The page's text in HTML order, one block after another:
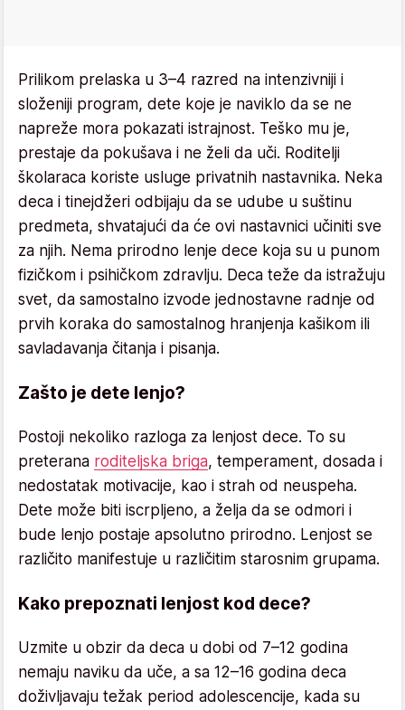
Prilikom prelaska u 3–4 razred na intenzivniji i
složeniji program, dete koje je naviklo da se ne
napreže mora pokazati istrajnost. Teško mu je,
prestaje da pokušava i ne želi da uči. Roditelji
školaraca koriste usluge privatnih nastavnika. Neka
deca i tinejdžeri odbijaju da se udube u suštinu
predmeta, shvatajući da će ovi nastavnici učiniti sve
za njih. Nema prirodno lenje dece koja su u punom
fizičkom i psihičkom zdravlju. Deca teže da istražuju
svet, da samostalno izvode jednostavne radnje od
prvih koraka do samostalnog hranjenja kašikom ili
savladavanja čitanja i pisanja.
Zašto je dete lenjo?
Postoji nekoliko razloga za lenjost dece. To su
preterana roditeljska briga, temperament, dosada i
nedostatak motivacije, kao i strah od neuspeha.
Dete može biti iscrpljeno, a želja da se odmori i
bude lenjo postaje apsolutno prirodno. Lenjost se
različito manifestuje u različitim starosnim grupama.
Kako prepoznati lenjost kod dece?
Uzmite u obzir da deca u dobi od 7–12 godina
nemaju naviku da uče, a sa 12–16 godina deca
doživljavaju težak period adolescencije, kada su